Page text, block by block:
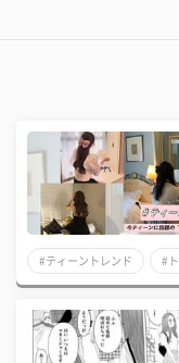
#ティーントレンド #